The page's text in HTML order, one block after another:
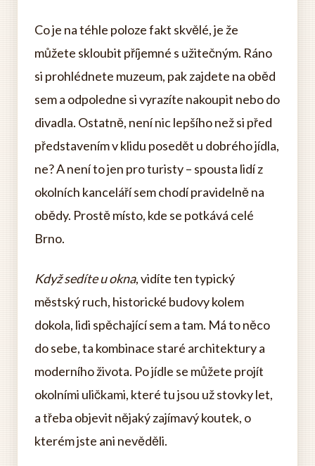
Co je na téhle poloze fakt skvělé, je že
můžete skloubit příjemné s užitečným. Ráno
si prohlédnete muzeum, pak zajdete na oběd
sem a odpoledne si vyrazíte nakoupit nebo do
divadla. Ostatně, není nic lepšího než si před
představením v klidu posedět u dobrého jídla,
ne? A není to jen pro turisty – spousta lidí z
okolních kanceláří sem chodí pravidelně na
obědy. Prostě místo, kde se potkává celé
Brno.
Když sedíte u okna, vidíte ten typický
městský ruch, historické budovy kolem
dokola, lidi spěchající sem a tam. Má to něco
do sebe, ta kombinace staré architektury a
moderního života. Po jídle se můžete projít
okolními uličkami, které tu jsou už stovky let,
a třeba objevit nějaký zajímavý koutek, o
kterém jste ani nevěděli.